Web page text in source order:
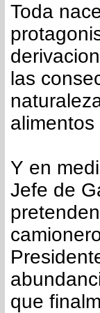
Toda
las
alimentos
Y en
Jefe de
que